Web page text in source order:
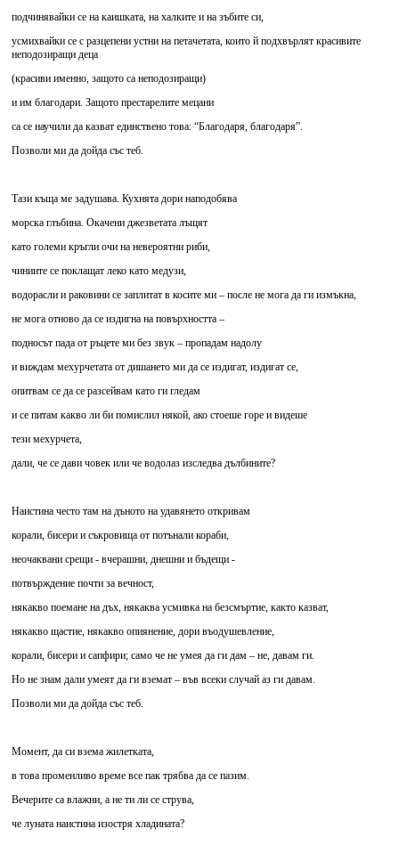
подчинявайки се на каишката, на халките и на зъбите си,
усмихвайки се с разцепени устни на петачетата, които й подхвърлят красивите
неподозиращи деца
(красиви именно, защото са неподозиращи)
и им благодари. Защото престарелите мецани
са се научили да казват единствено това: “Благодаря, благодаря”.
Позволи ми да дойда със теб.
Тази къща ме задушава. Кухнята дори наподобява
морска глъбина. Окачени джезветата лъщят
като големи кръгли очи на невероятни риби,
чиниите се поклащат леко като медузи,
водорасли и раковини се заплитат в косите ми – после не мога да ги измъкна,
не мога отново да се издигна на повърхността –
подносът пада от ръцете ми без звук – пропадам надолу
и виждам мехурчетата от дишането ми да се издигат, издигат се,
опитвам се да се разсейвам като ги гледам
и се питам какво ли би помислил някой, ако стоеше горе и видеше
тези мехурчета,
дали, че се дави човек или че водолаз изследва дълбините?
Наистина често там на дъното на удавянето откривам
корали, бисери и съкровища от потънали кораби,
неочаквани срещи - вчерашни, днешни и бъдещи -
потвърждение почти за вечност,
някакво поемане на дъх, някаква усмивка на безсмъртие, както казват,
някакво щастие, някакво опиянение, дори въодушевление,
корали, бисери и сапфири; само че не умея да ги дам – не, давам ги.
Но не знам дали умеят да ги вземат – във всеки случай аз ги давам.
Позволи ми да дойда със теб.
Момент, да си взема жилетката,
в това променливо време все пак трябва да се пазим.
Вечерите са влажни, а не ти ли се струва,
че луната наистина изостря хладината?